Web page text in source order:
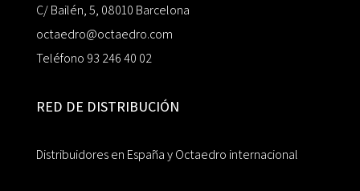
C/ Bailén, 5, 08010 Barcelona
octaedro@octaedro.com
Teléfono 93 246 40 02
RED DE DISTRIBUCIÓN
Distribuidores en España y Octaedro internacional